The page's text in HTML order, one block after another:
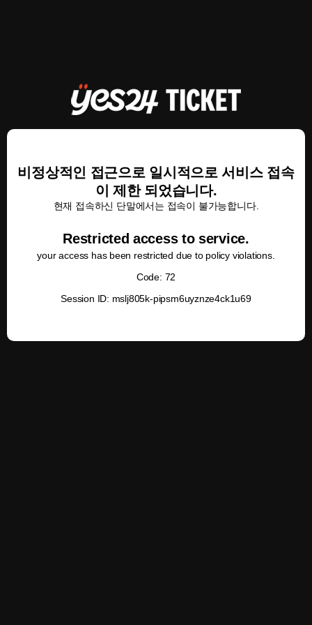
비정상적인 접근으로 일시적으로 서비스 접속
이 제한 되었습니다.
현재 접속하신 단말에서는 접속이 불가능합니다.
Restricted access to service.
your access has been restricted due to policy violations.
Code: 72
Session ID: mslj805k-pipsm6uyznze4ck1u69